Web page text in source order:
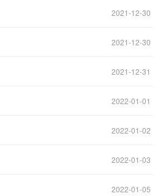
2021-12-30
2021-12-30
2021-12-31
2022-01-01
2022-01-02
2022-01-03
2022-01-05